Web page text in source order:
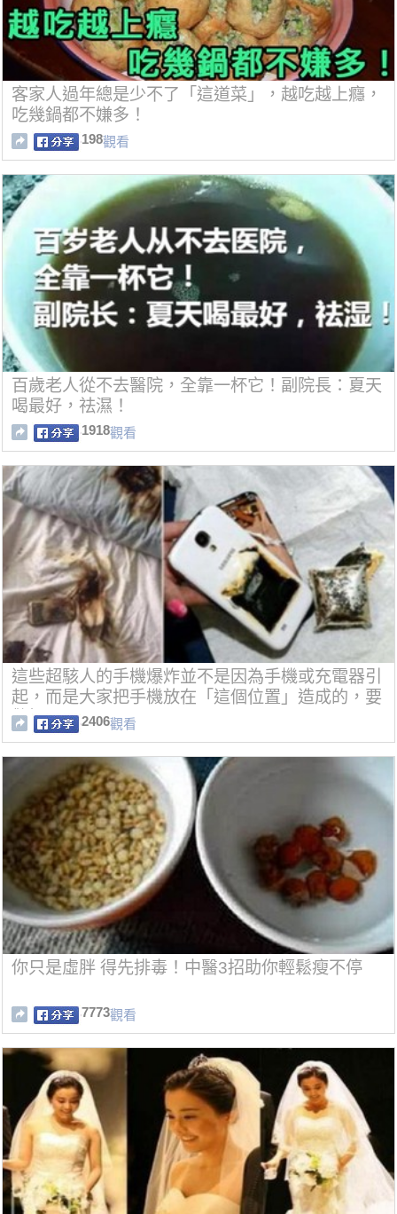
客家人過年總是少不了「這道菜」，越吃越上癮，
吃幾鍋都不嫌多！
198觀看
百歲老人從不去醫院，全靠一杯它！副院長：夏天
喝最好，祛濕！
1918觀看
這些超駭人的手機爆炸並不是因為手機或充電器引
起，而是大家把手機放在「這個位置」造成的，要
警惕！
2406觀看
你只是虛胖 得先排毒！中醫3招助你輕鬆瘦不停
7773觀看